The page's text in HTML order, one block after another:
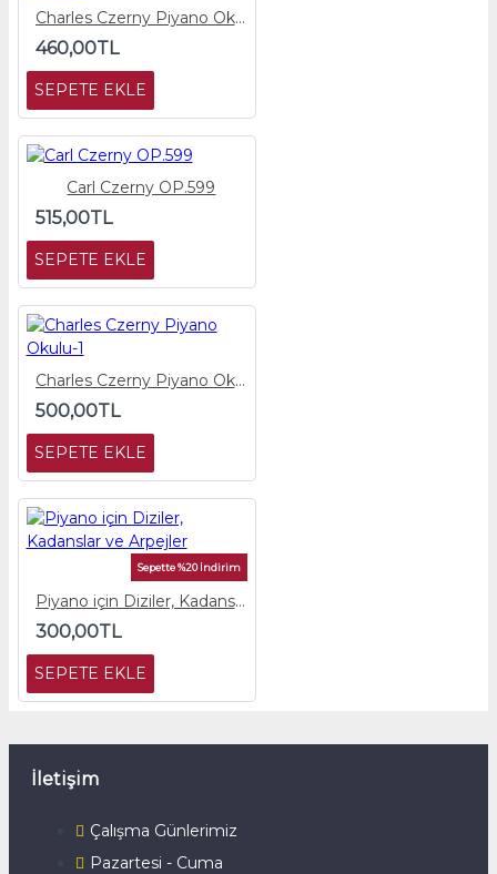
Charles Czerny Piyano Okulu-2
460,00TL
SEPETE EKLE
Carl Czerny OP.599
515,00TL
SEPETE EKLE
Charles Czerny Piyano Okulu-1
500,00TL
SEPETE EKLE
Sepette %20 İndirim
Piyano için Diziler, Kadanslar ve Arpejler
300,00TL
SEPETE EKLE
İletişim
Çalışma Günlerimiz
Pazartesi - Cuma